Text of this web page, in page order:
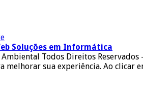
Soluções em Informática
Todos Direitos Reservados
melhorar sua experiência. Ao clicar